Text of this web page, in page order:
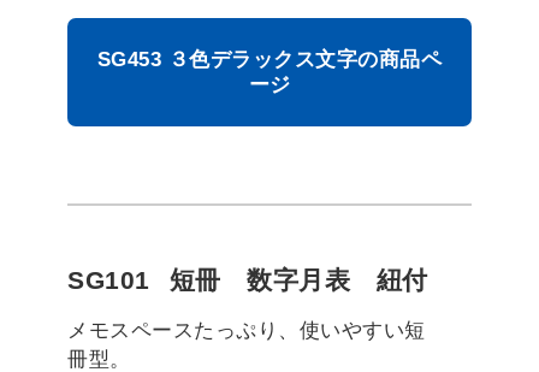
SG453 ３色デラックス文字の商品ペ
ージ
SG101 短冊 数字月表 紐付
メモスペースたっぷり、使いやすい短
冊型。